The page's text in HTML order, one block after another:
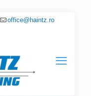
office@haintz.ro